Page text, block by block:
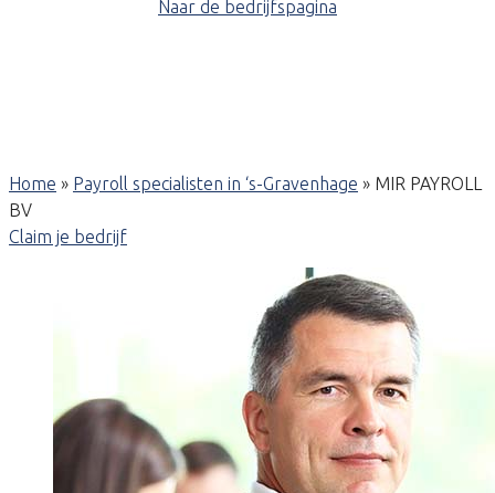
Naar de bedrijfspagina
Home » Payroll specialisten in ‘s-Gravenhage » MIR PAYROLL
BV
Claim je bedrijf